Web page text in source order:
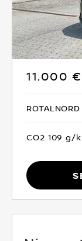
11.000 €
CO2 109 g/